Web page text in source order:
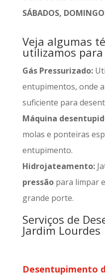
SÁBADOS,
Veja algumas
utilizamos
Gás Pressurizado:
entupimentos, onde a
suficiente para
Máquina
molas e ponteiras
entupimento.
Hidrojateamento:
pressãopara limpar
grande porte.
Serviços de
Jardim Lourdes
Desentupimento